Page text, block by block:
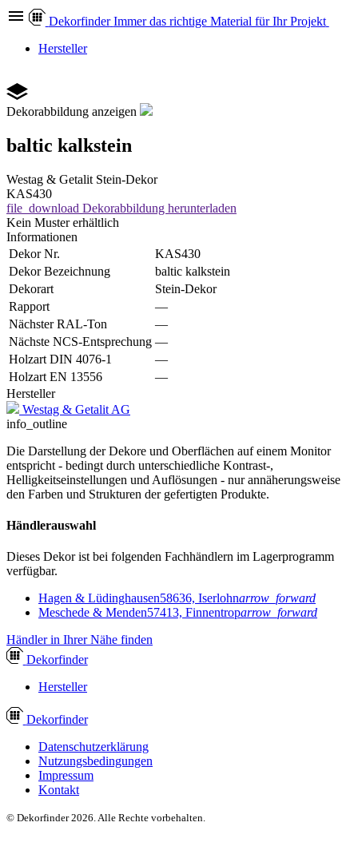
Dekorfinder Immer das richtige Material für Ihr Projekt
Hersteller
Dekorabbildung anzeigen
baltic kalkstein
Westag & Getalit Stein-Dekor
KAS430
file_download Dekorabbildung herunterladen
Kein Muster erhältlich
Informationen
Dekor Nr.
KAS430
Dekor Bezeichnung
baltic kalkstein
Dekorart
Stein-Dekor
Rapport
—
Nächster RAL-Ton
—
Nächste NCS-Entsprechung —
Holzart DIN 4076-1
—
Holzart EN 13556
—
Hersteller
Westag & Getalit AG
info_outline
Die Darstellung der Dekore und Oberflächen auf einem Monitor
entspricht - bedingt durch unterschiedliche Kontrast-,
Helligkeitseinstellungen und Auflösungen - nur annäherungsweise
den Farben und Strukturen der gefertigten Produkte.
Händlerauswahl
Dieses Dekor ist bei folgenden Fachhändlern im Lagerprogramm
verfügbar.
Hagen & Lüdinghausen58636, Iserlohnarrow_forward
Meschede & Menden57413, Finnentroparrow_forward
Händler in Ihrer Nähe finden
Dekorfinder
Hersteller
Dekorfinder
Datenschutzerklärung
Nutzungsbedingungen
Impressum
Kontakt
© Dekorfinder 2026. Alle Rechte vorbehalten.